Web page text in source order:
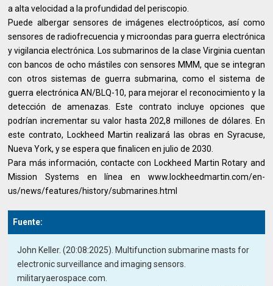
a alta velocidad a la profundidad del periscopio.
Puede albergar sensores de imágenes electroópticos, así como
sensores de radiofrecuencia y microondas para guerra electrónica
y vigilancia electrónica. Los submarinos de la clase Virginia cuentan
con bancos de ocho mástiles con sensores MMM, que se integran
con otros sistemas de guerra submarina, como el sistema de
guerra electrónica AN/BLQ-10, para mejorar el reconocimiento y la
detección de amenazas. Este contrato incluye opciones que
podrían incrementar su valor hasta 202,8 millones de dólares. En
este contrato, Lockheed Martin realizará las obras en Syracuse,
Nueva York, y se espera que finalicen en julio de 2030.
Para más información, contacte con Lockheed Martin Rotary and
Mission Systems en línea en www.lockheedmartin.com/en-
us/news/features/history/submarines.html
Fuente:
John Keller. (20:08:2025). Multifunction submarine masts for
electronic surveillance and imaging sensors.
militaryaerospace.com.